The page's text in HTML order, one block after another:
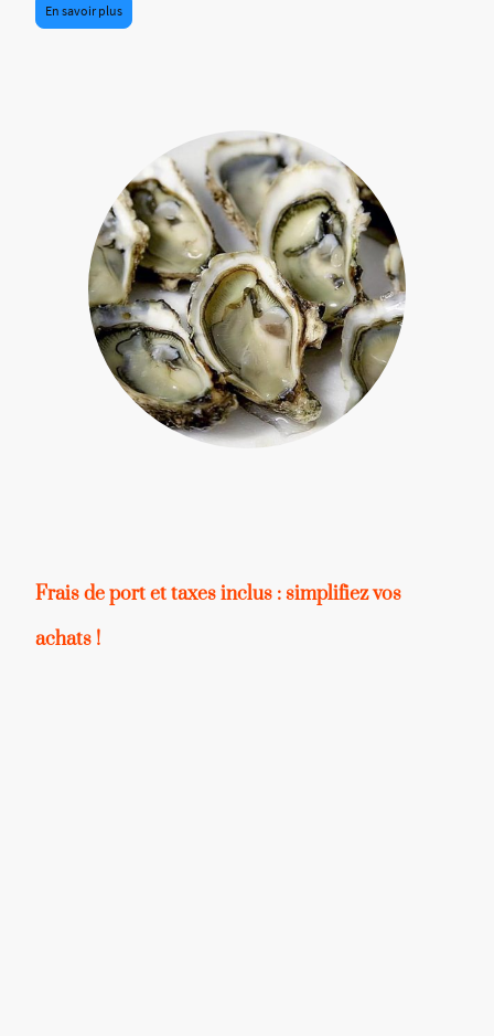
En savoir plus
Frais de port et taxes inclus : simplifiez vos
achats !